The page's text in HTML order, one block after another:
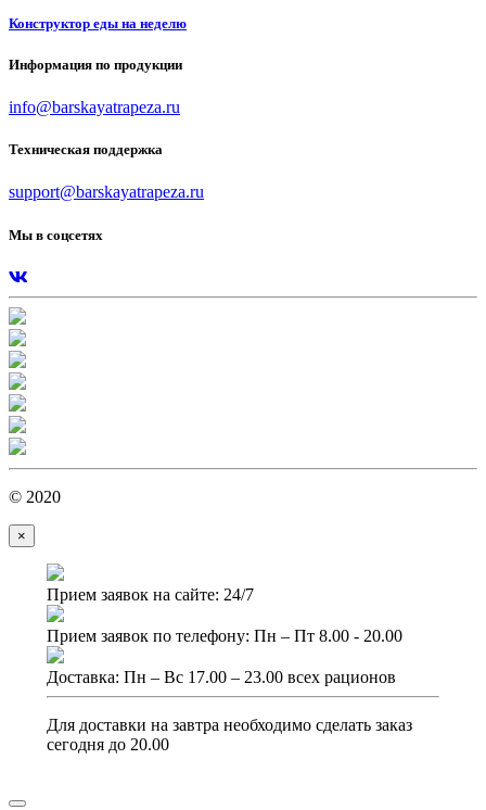
Конструктор еды на неделю
Информация по продукции
info@barskayatrapeza.ru
Техническая поддержка
support@barskayatrapeza.ru
Мы в соцсетях
© 2020
×
Прием заявок на сайте: 24/7
Прием заявок по телефону: Пн – Пт 8.00 - 20.00
Доставка: Пн – Вс 17.00 – 23.00 всех рационов
Для доставки на завтра необходимо сделать заказ
сегодня до 20.00